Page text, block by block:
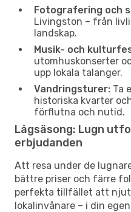
Fotografering och
Livingston – från
landskap.
Musik- och
utomhuskonserter
upp lokala talanger.
Vandringsturer: Ta
historiska kvarter
förflutna och nutid.
Lågsäsong: Lugn
erbjudanden
Att resa under de
bättre priser och färre
perfekta tillfället att
lokalinvånare – i din